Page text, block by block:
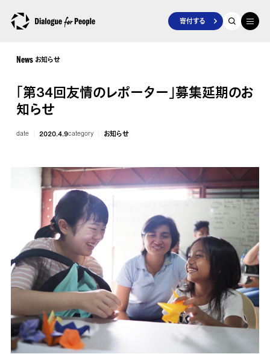
寄付する
News お知らせ
「第34回友情のレポーター」募集延期のお
知らせ
date 2020.4.9category お知らせ